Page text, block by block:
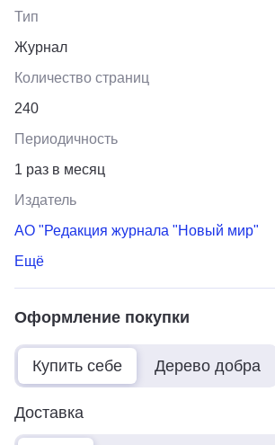
Тип
Журнал
Количество страниц
240
Периодичность
1 раз в месяц
Издатель
АО "Редакция журнала "Новый мир"
Ещё
Оформление покупки
Купить себе Дерево добра
Доставка